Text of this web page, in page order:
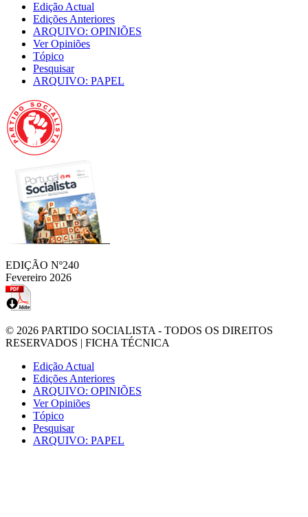
Edição Actual
Edições Anteriores
ARQUIVO: OPINIÕES
Ver Opiniões
Tópico
Pesquisar
ARQUIVO: PAPEL
EDIÇÃO Nº240
Fevereiro 2026
© 2026 PARTIDO SOCIALISTA - TODOS OS DIREITOS
RESERVADOS | FICHA TÉCNICA
Edição Actual
Edições Anteriores
ARQUIVO: OPINIÕES
Ver Opiniões
Tópico
Pesquisar
ARQUIVO: PAPEL